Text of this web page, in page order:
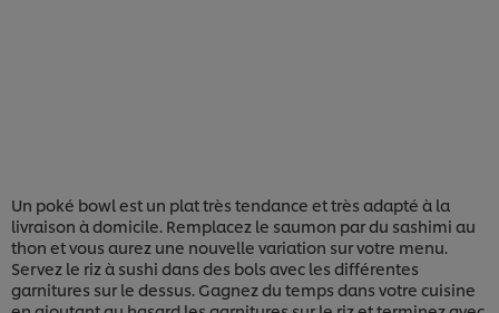
Un poké bowl est un plat très tendance et très adapté à la
livraison à domicile. Remplacez le saumon par du sashimi au
thon et vous aurez une nouvelle variation sur votre menu.
Servez le riz à sushi dans des bols avec les différentes
garnitures sur le dessus. Gagnez du temps dans votre cuisine